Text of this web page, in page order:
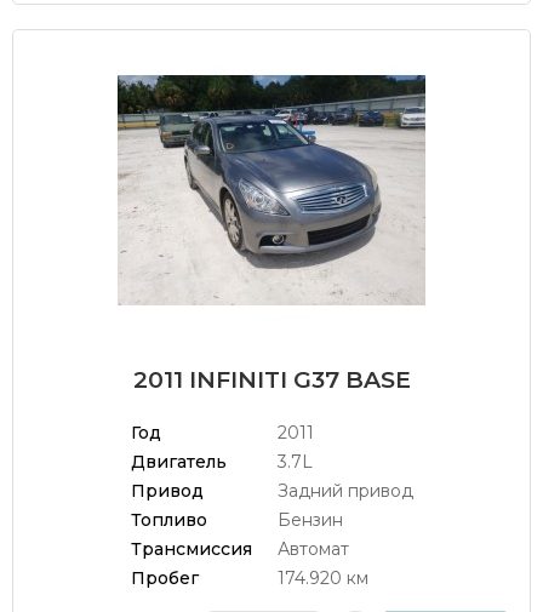
2011 INFINITI G37 BASE
Год
2011
Двигатель
3.7L
Привод
Задний привод
Топливо
Бензин
Трансмиссия
Автомат
Пробег
174.920 км